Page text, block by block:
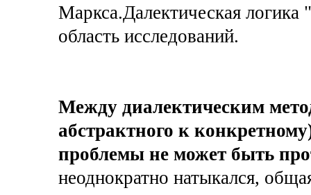
Маркса.Далектическая
область исследований.
Между диалектическим
абстрактного к
проблемы не может быть
неоднократно натыкался,